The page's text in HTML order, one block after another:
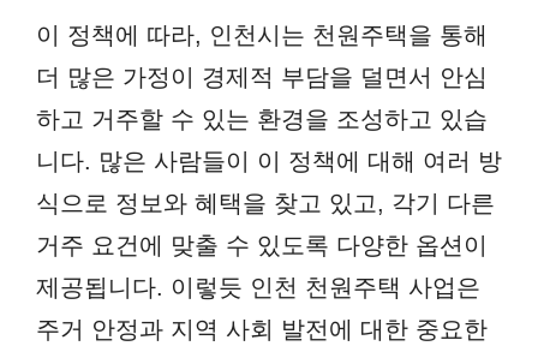
이 정책에 따라, 인천시는 천원주택을 통해
더 많은 가정이 경제적 부담을 덜면서 안심
하고 거주할 수 있는 환경을 조성하고 있습
니다. 많은 사람들이 이 정책에 대해 여러 방
식으로 정보와 혜택을 찾고 있고, 각기 다른
거주 요건에 맞출 수 있도록 다양한 옵션이
제공됩니다. 이렇듯 인천 천원주택 사업은
주거 안정과 지역 사회 발전에 대한 중요한